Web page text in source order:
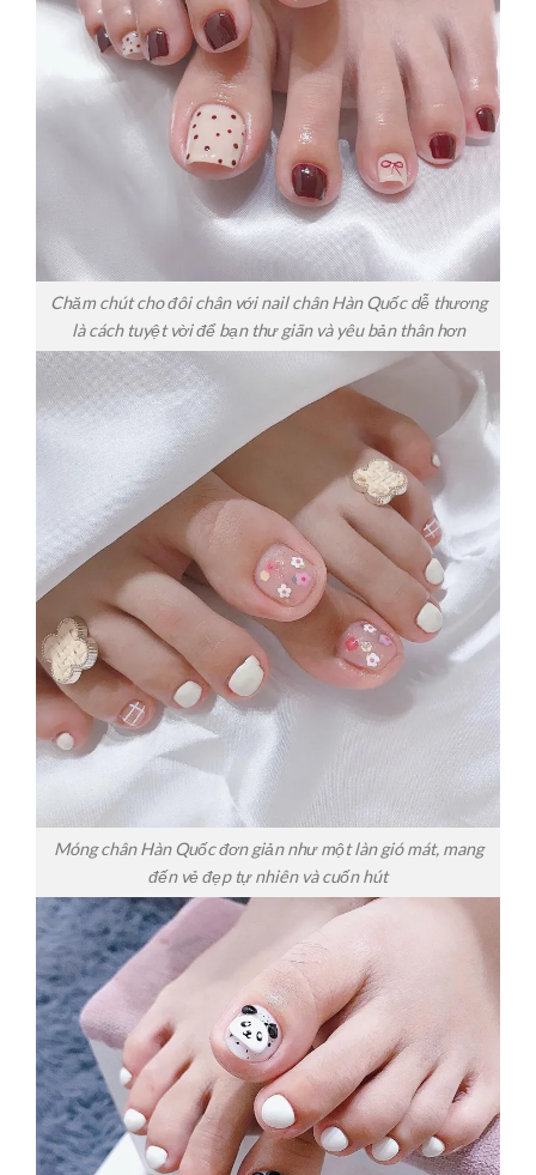
Chăm chút cho đôi chân với nail chân Hàn Quốc dễ thương
là cách tuyệt vời để bạn thư giãn và yêu bản thân hơn
Móng chân Hàn Quốc đơn giản như một làn gió mát, mang
đến vẻ đẹp tự nhiên và cuốn hút